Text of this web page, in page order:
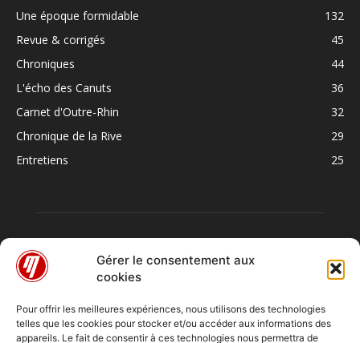
Gérer le consentement aux
cookies
Pour offrir les meilleures expériences, nous utilisons des technologies
telles que les cookies pour stocker et/ou accéder aux informations des
appareils. Le fait de consentir à ces technologies nous permettra de
Une époque formidable
132
Revue & corrigés
45
Chroniques
44
L'écho des Canuts
36
Carnet d'Outre-Rhin
32
Chronique de la Rive
29
Entretiens
25
À PROPOS